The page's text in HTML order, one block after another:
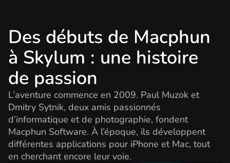
Des débuts de Macphun
à Skylum : une histoire
de passion
L’aventure commence en 2009. Paul Muzok et
Dmitry Sytnik, deux amis passionnés
d’informatique et de photographie, fondent
Macphun Software. À l’époque, ils développent
différentes applications pour iPhone et Mac, tout
en cherchant encore leur voie.